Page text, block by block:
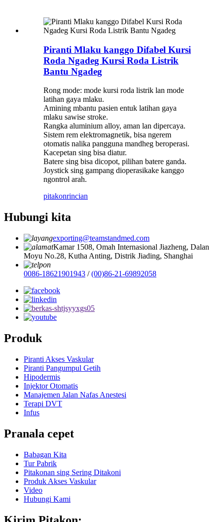
Piranti Mlaku kanggo Difabel Kursi
Roda Ngadeg Kursi Roda Listrik
Bantu Ngadeg
Rong mode: mode kursi roda listrik lan mode
latihan gaya mlaku.
Amining mbantu pasien entuk latihan gaya
mlaku sawise stroke.
Rangka aluminium alloy, aman lan dipercaya.
Sistem rem elektromagnetik, bisa ngerem
otomatis nalika pangguna mandheg beroperasi.
Kacepetan sing bisa diatur.
Batere sing bisa dicopot, pilihan batere ganda.
Joystick sing gampang dioperasikake kanggo
ngontrol arah.
pitakonrincian
Hubungi kita
exporting@teamstandmed.com
Kamar 1508, Omah Internasional Jiazheng, Dalan
Moyu No.28, Kutha Anting, Distrik Jiading, Shanghai
0086-18621901943 /(00)86-21-69892058
Produk
Piranti Akses Vaskular
Piranti Pangumpul Getih
Hipodermis
Injektor Otomatis
Manajemen Jalan Nafas Anestesi
Terapi DVT
Infus
Pranala cepet
Babagan Kita
Tur Pabrik
Pitakonan sing Sering Ditakoni
Produk Akses Vaskular
Video
Hubungi Kami